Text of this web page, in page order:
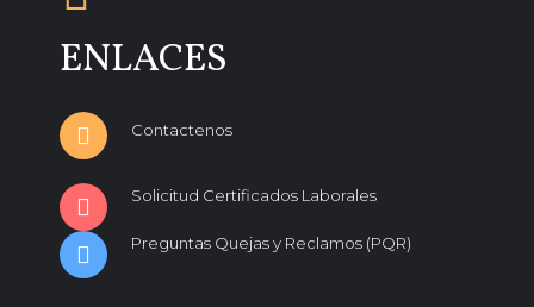
ENLACES
Contactenos
Solicitud Certificados Laborales
Preguntas Quejas y Reclamos (PQR)